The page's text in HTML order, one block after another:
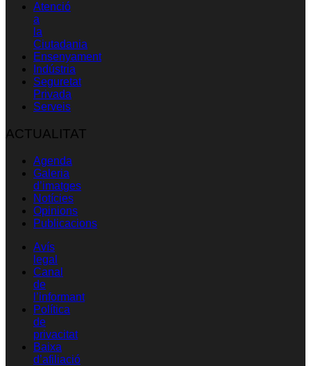
Atenció
a
la
Ciutadania
Ensenyament
Indústria
Seguretat
Privada
Serveis
ACTUALITAT
Agenda
Galeria
d’imatges
Notícies
Opinions
Publicacions
Avís
legal
Canal
de
l’informant
Política
de
privacitat
Baixa
d’afiliació